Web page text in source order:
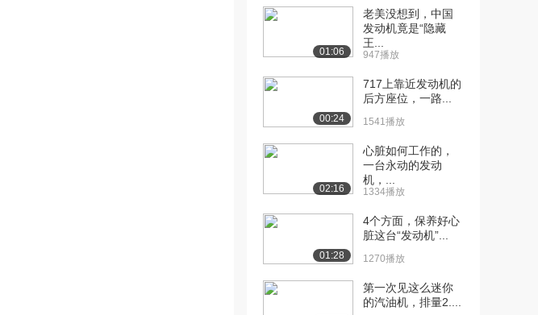
毁现代的发动机呢...
2.0万播放
[11] 为什么生产设备上的
2.2万播放
[11] 人类如何获得永生？
[12] 737 MAX是如何成为
波音销售最...
03:31
[13] 世界上最大的基础设
施项目是什么样？
2.2万播放
08:13
[14] 为什么禁止使用这些
12:10
01:06
老美没想到，中国
发动机竟是“隐藏
王...
947播放
00:24
717上靠近发动机的
后方座位，一路...
1541播放
02:16
心脏如何工作的，
一台永动的发动
机，...
1334播放
01:28
4个方面，保养好心
脏这台“发动机”...
1270播放
第一次见这么迷你
的汽油机，排量2....